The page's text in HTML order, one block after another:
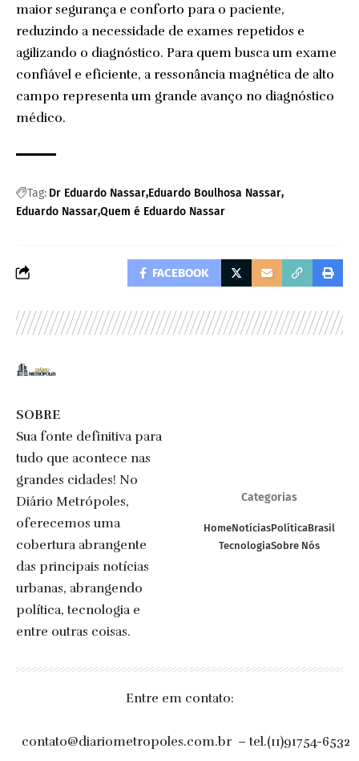
maior segurança e conforto para o paciente,
reduzindo a necessidade de exames repetidos e
agilizando o diagnóstico. Para quem busca um exame
confiável e eficiente, a ressonância magnética de alto
campo representa um grande avanço no diagnóstico
médico.
Tag: Dr Eduardo Nassar Eduardo Boulhosa Nassar
Eduardo NassarQuem é Eduardo Nassar
FACEBOOK
SOBRE
Sua fonte definitiva para
tudo que acontece nas
grandes cidades! No
Diário Metrópoles,
oferecemos uma
cobertura abrangente
das principais notícias
urbanas, abrangendo
política, tecnologia e
entre outras coisas.
Categorias
HomeNotíciasPolíticaBrasil
TecnologiaSobre Nós
Entre em contato:
contato@diariometropoles.com.br – tel.(11)91754-6532